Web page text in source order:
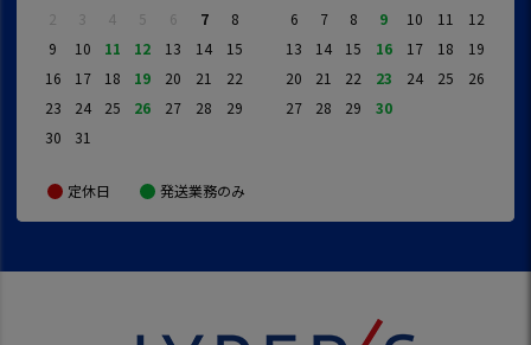
2
3 4 5 6 7
8
9
10 11 12 13 14
15
16
17 18 19 20 21
22
23
24 25 26 27 28
29
30
31
6
7 8 9 10 11
12
13
14 15 16 17 18
19
20
21 22 23 24 25
26
27
28 29 30
定休日 発送業務のみ